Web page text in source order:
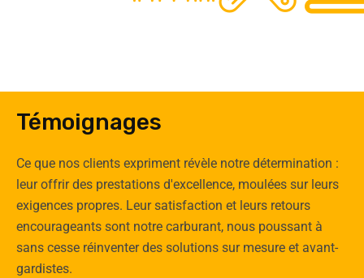
Experts
Témoignages
Ce que nos clients expriment révèle notre détermination :
leur offrir des prestations d'excellence, moulées sur leurs
exigences propres. Leur satisfaction et leurs retours
encourageants sont notre carburant, nous poussant à
sans cesse réinventer des solutions sur mesure et avant-
gardistes.